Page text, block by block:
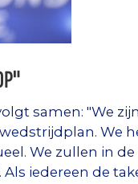
samen: "We
We
We zullen in
iedereen de